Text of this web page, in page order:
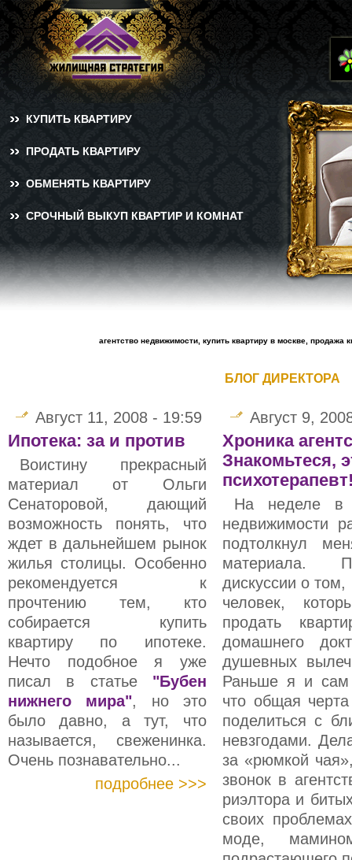
КУПИТЬ КВАРТИРУ
ПРОДАТЬ КВАРТИРУ
ОБМЕНЯТЬ КВАРТИРУ
СРОЧНЫЙ ВЫКУП КВАРТИР И КОМНАТ
агентство недвижимости, купить квартиру в москве, продажа
БЛОГ ДИРЕКТОРА
Август 11, 2008 - 19:59
Ипотека: за и против
Воистину прекрасный
материал от Ольги
Сенаторовой, дающий
возможность понять, что
ждет в дальнейшем рынок
жилья столицы. Особенно
рекомендуется к
прочтению тем, кто
собирается купить
квартиру по ипотеке.
Нечто подобное я уже
писал в статье "Бубен
нижнего мира", но это
было давно, а тут, что
называется, свеженинка.
Очень познавательно...
подробнее >>>
Август 9,
Хроника
Знакомьтеся,
На неделе в
недвижимости
подтолкнул
материала.
дискуссии о том,
человек,
продать
домашнего
душевных
Раньше я и сам
что общая
поделиться с
невзгодами.
за «рюмкой
звонок в
риэлтора и
своих
моде,